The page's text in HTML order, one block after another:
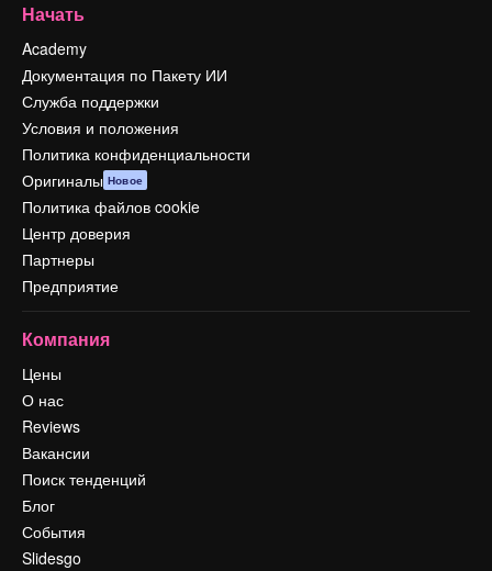
Начать
Academy
Документация по Пакету ИИ
Служба поддержки
Условия и положения
Политика конфиденциальности
Оригиналы Новое
Политика файлов cookie
Центр доверия
Партнеры
Предприятие
Компания
Цены
О нас
Reviews
Вакансии
Поиск тенденций
Блог
События
Slidesgo